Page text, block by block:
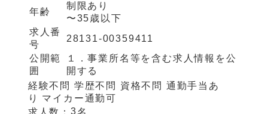
年齢
制限あり
〜35歳以下
求人番
号
28131-00359411
公開範
囲
１．事業所名等を含む求人情報を公
開する
経験不問 学歴不問 資格不問 通勤手当あ
り
マイカー通勤可
求人数： 3名